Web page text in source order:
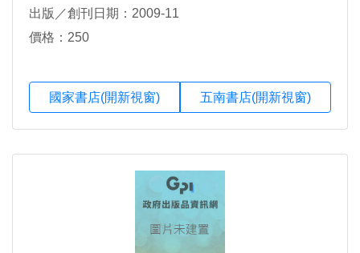
出版／創刊日期：2009-11
價格：250
國家書店(開新視窗) 五南書店(開新視窗)